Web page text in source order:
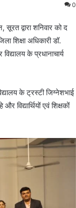
0
द्वारा शनिवार को द
शिक्षा अधिकारी डॉ.
के प्रधानाचार्य
के ट्रस्टी जिग्नेशभाई
विद्यार्थियों एवं शिक्षकों